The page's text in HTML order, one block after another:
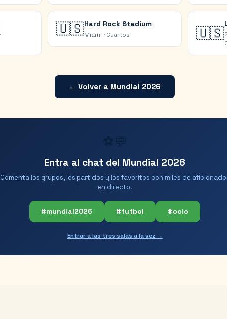
·
🇺🇸Hard Rock Stadium
Miami · Cuartos 🇺🇸
← Volver a Mundial 2026
⚽💬
Entra al chat del Mundial 2026
Comenta los grupos, los partidos y los favoritos con miles de
en directo.
#mundial2026 #futbol #ocio
Entrar a las tres salas a la vez →